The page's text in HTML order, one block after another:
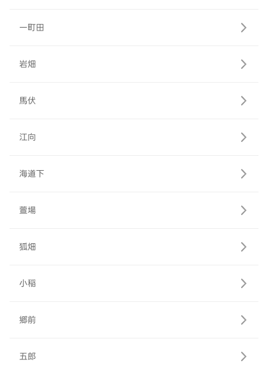
一町田
岩畑
馬伏
江向
海道下
萱場
狐畑
小稲
郷前
五郎